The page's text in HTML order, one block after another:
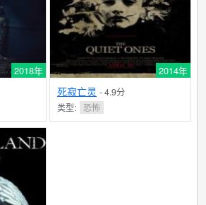
2018年 2014年
死寂亡灵 - 4.9分
类型:
恐怖